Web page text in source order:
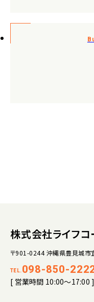
株式会社ライフコ
〒901-0244 沖縄県豊見城市
TEL. 098-850-
[ 営業時間 10:00～17:00 ]